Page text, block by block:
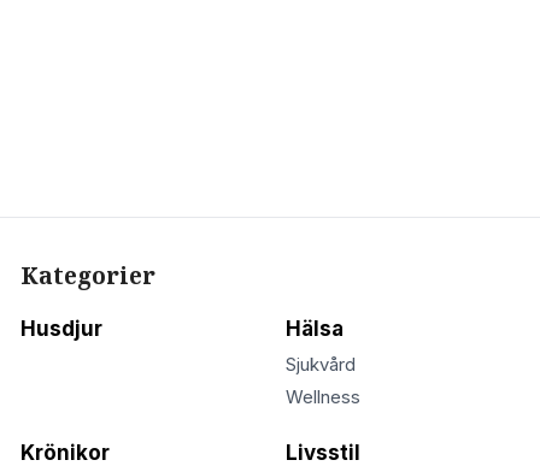
Kategorier
Husdjur Hälsa
Sjukvård
Wellness
Krönikor Livsstil